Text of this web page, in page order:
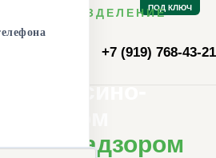
+7 (919) 768-43-21
ПОДРАЗДЕЛЕНИЕ
DESIGN
ремонт
в Лосино-
надзором
ПОД КЛЮЧ